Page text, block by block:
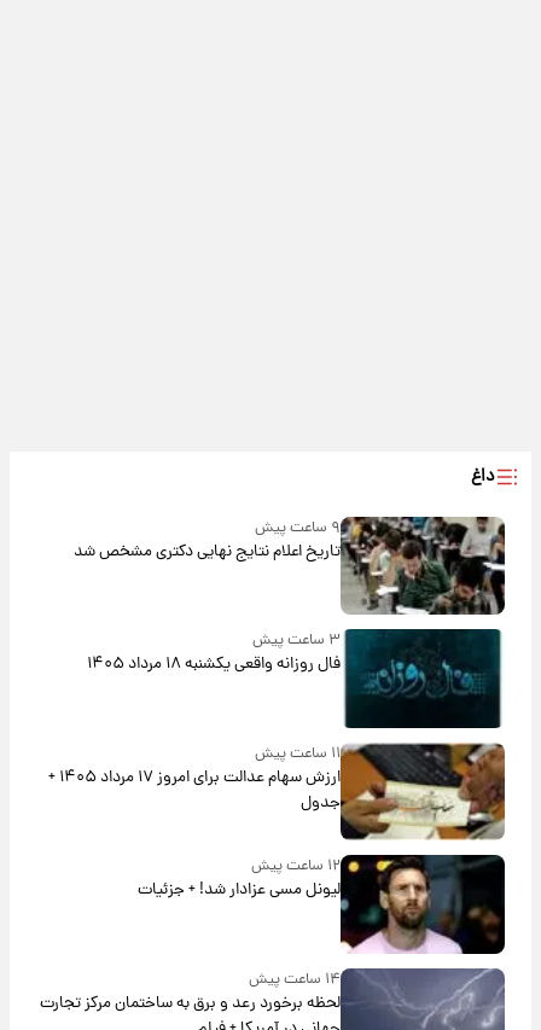
داغ
۹ ساعت پیش
تاریخ اعلام نتایج نهایی دکتری مشخص شد
۳ ساعت پیش
فال روزانه واقعی یکشنبه ۱۸ مرداد ۱۴۰۵
۱۱ ساعت پیش
ارزش سهام عدالت برای امروز ۱۷ مرداد ۱۴۰۵ +
جدول
۱۲ ساعت پیش
لیونل مسی عزادار شد! + جزئیات
۱۴ ساعت پیش
لحظه برخورد رعد و برق به ساختمان مرکز تجارت